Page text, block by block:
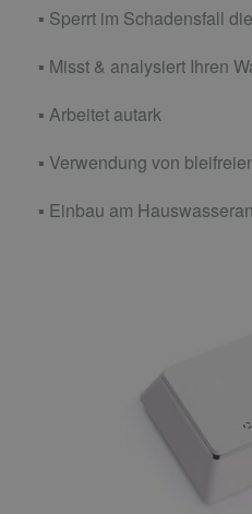
▪ Sperrt im Schadensfall
▪ Misst & analysiert Ihren
▪ Arbeitet autark
▪ Verwendung von
▪ Einbau am